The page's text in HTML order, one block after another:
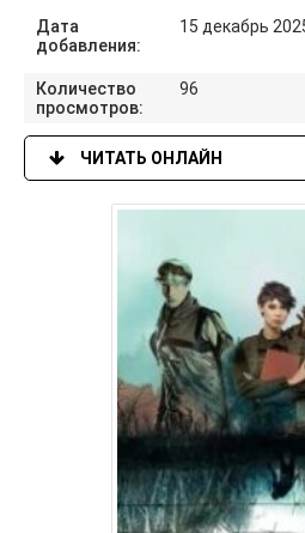
Дата
добавления:
15 декабрь
Количество
просмотров:
96
ЧИТАТЬ ОНЛАЙН